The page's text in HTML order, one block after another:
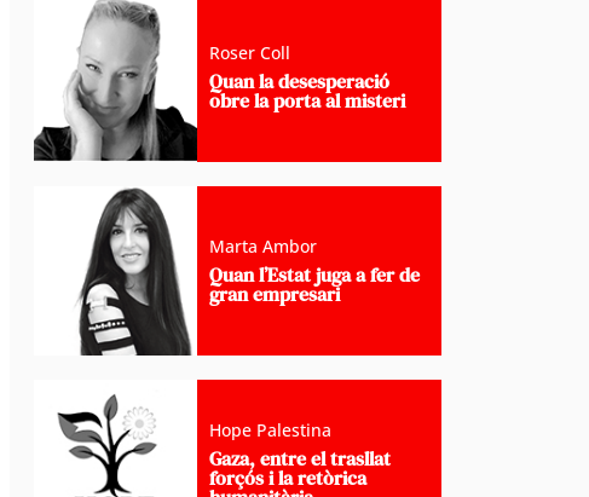
Roser Coll
Quan la desesperació
obre la porta al misteri
Marta Ambor
Quan l’Estat juga a fer de
gran empresari
Hope Palestina
Gaza, entre el trasllat
forçós i la retòrica